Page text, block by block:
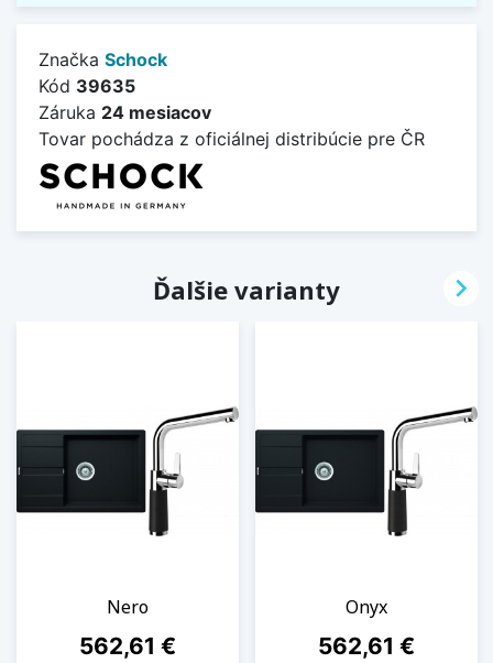
Značka Schock
Kód 39635
Záruka 24 mesiacov
Tovar pochádza z oficiálnej distribúcie pre ČR
Ďalšie varianty
Nero
Cena
562,61 €
Onyx
Cena
562,61 €
